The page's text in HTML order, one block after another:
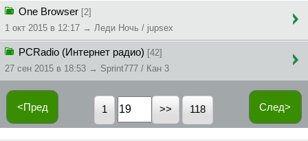
One Browser [2]
1 окт 2015 в 12:17 → Леди Ночь / jupsex
PCRadio (Интернет радио) [42]
27 сен 2015 в 18:53 → Sprint777 / Кан 3
<Пред След>
1 118